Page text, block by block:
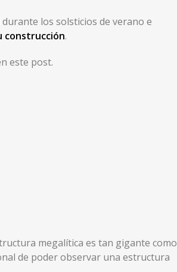
los solsticios de verano e
construcción.
este post.
megalítica es tan gigante como
de poder observar una estructura